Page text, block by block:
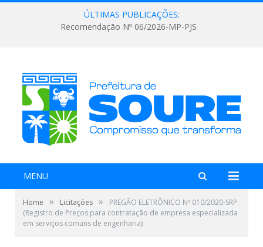
ÚLTIMAS PUBLICAÇÕES:
Recomendação Nº 06/2026-MP-PJS
MENU
Home » Licitações »
PREGÃO ELETRÔNICO Nº 010/2020-SRP
(Registro de Preços para contratação de empresa especializada
em serviços comuns de engenharia)